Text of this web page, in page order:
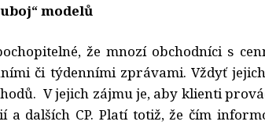
modelů
že mnozí obchodníci s
či týdenními zprávami. Vždyť
V jejich zájmu je, aby klienti
a dalších CP. Platí totiž, že čím